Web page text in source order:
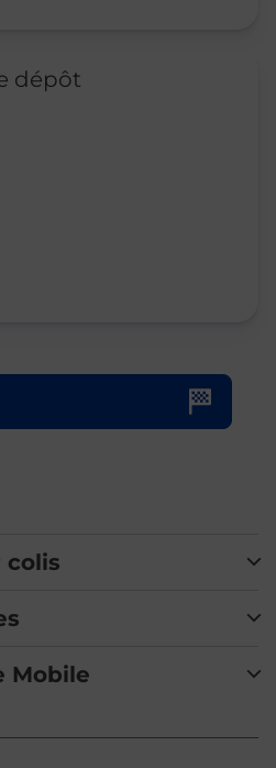
dépôt
nouvel onglet
colis
Mobile